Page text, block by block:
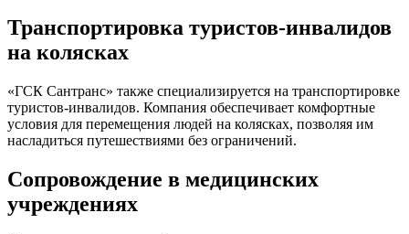
Транспортировка туристов-инвалидов
на колясках
«ГСК Сантранс» также специализируется на транспортировке
туристов-инвалидов. Компания обеспечивает комфортные
условия для перемещения людей на колясках, позволяя им
насладиться путешествиями без ограничений.
Сопровождение в медицинских
учреждениях